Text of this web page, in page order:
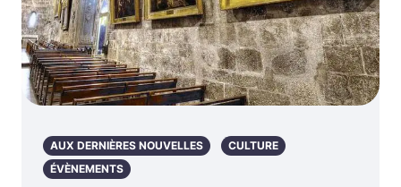
AUX DERNIÈRES NOUVELLES
CULTURE
ÉVÈNEMENTS